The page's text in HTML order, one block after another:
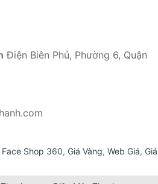
Điện Biên Phủ, Phường 6, Quận
Face Shop 360, Giá Vàng, Web Giá, Giá